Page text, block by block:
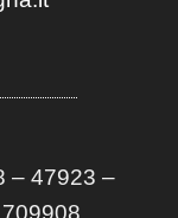
– 47923 –